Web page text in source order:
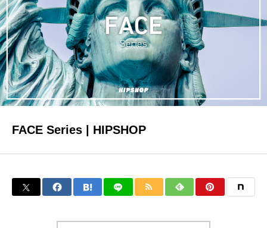
SHOP LIST
ONLINE STORE
COMPANY
CONTACT
FACE Series | HIPSHOP